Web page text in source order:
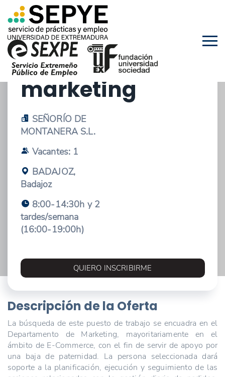
03/07/2026 - OFERTA DE EMPLEO
Ayudante de
marketing
SEÑORÍO DE
MONTANERA S.L.
Vacantes: 1
BADAJOZ,
Badajoz
8:00-14:30h y 2
tardes/semana
(16:00-19:00h)
QUIERO INSCRIBIRME
Descripción de la Oferta
La búsqueda de este puesto de trabajo se encuadra en el
Departamento de Marketing, mayoritariamente en el
ámbito de E-Commerce, con el fin de servir de apoyo por
una baja de paternidad. La persona seleccionada dará
soporte a la planificación, ejecución y seguimiento de las